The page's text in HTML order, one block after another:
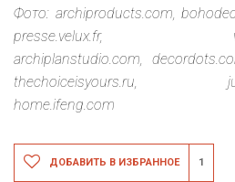
Фото: archiproducts.com,
presse.velux.fr,
archiplanstudio.com,
thechoiceisyours.ru,
home.ifeng.com
ДОБАВИТЬ В ИЗБРАННОЕ 1